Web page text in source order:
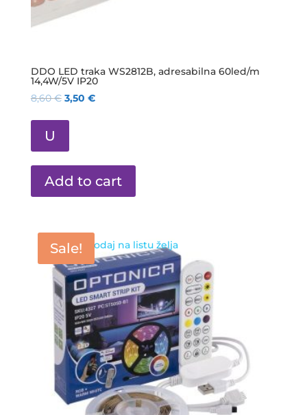
DDO LED traka WS2812B, adresabilna 60led/m
14,4W/5V IP20
8,60€ 3,50 €
U
Add to cart
Sale! Dodaj na listu želja